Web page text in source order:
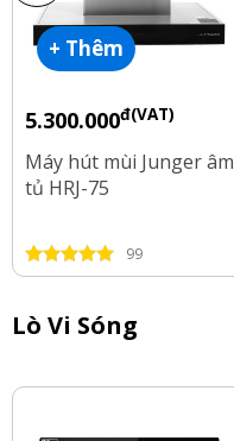
+ Thêm
5.300.000đ(VAT)
Máy hút mùi Junger âm
tủ HRJ-75
99
Lò Vi Sóng